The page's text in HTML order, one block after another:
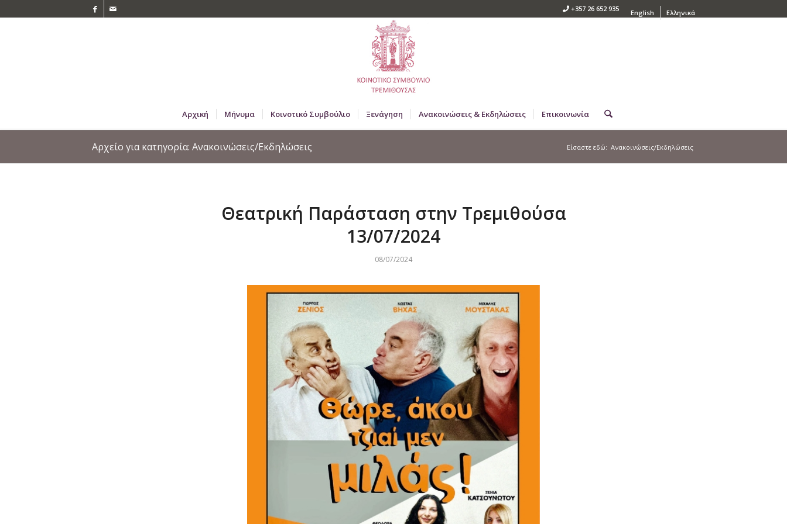
English Ελληνικά
+357 26 652 935
Αρχική Μήνυμα Κοινοτικό Συμβούλιο Ξενάγηση Ανακοινώσεις & Εκδηλώσεις Επικοινωνία
Αρχείο για κατηγορία: Ανακοινώσεις/Εκδηλώσεις Είσαστε εδώ: Ανακοινώσεις/Εκδηλώσεις
Θεατρική Παράσταση στην Τρεμιθούσα
13/07/2024
08/07/2024